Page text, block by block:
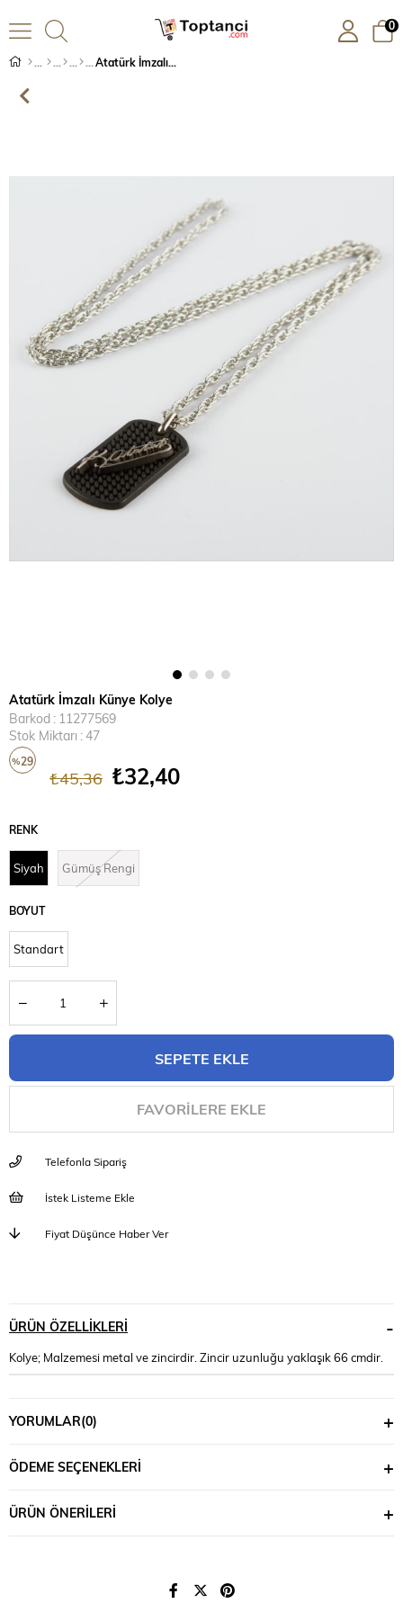
0
Atatürk İmzalı Künye Kolye
Atatürk İmzalı Künye Kolye
Barkod : 11277569
Stok Miktarı :47
%29
₺45,36 ₺32,40
RENK
Siyah Gümüş Rengi
BOYUT
Standart
FAVORILERE EKLE
Telefonla Sipariş
İstek Listeme Ekle
Fiyat Düşünce Haber Ver
ÜRÜN ÖZELLIKLERI
Kolye; Malzemesi metal ve zincirdir. Zincir uzunluğu yaklaşık 66 cmdir.
YORUMLAR(0)
ÖDEME SEÇENEKLERI
ÜRÜN ÖNERILERI